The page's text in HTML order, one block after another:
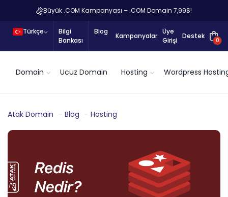
Büyük .COM Kampanyası – .COM Domain 7,99$!
Türkçe
Bilgi
Bankası
Blog
Kampanyalar
Üye
Girişi
Destek
0
Domain Ucuz Domain Hosting Wordpress
Atak Domain Blog Hosting